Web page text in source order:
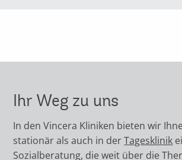
Ihr Weg zu uns
In den Vincera Kliniken bieten wir
stationär als auch in derTagesklinik
Sozialberatung, die weit über die